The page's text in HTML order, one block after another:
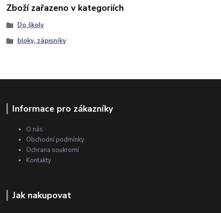
Zboží zařazeno v kategoriích
Do školy
bloky, zápisníky
Informace pro zákazníky
O nás
Obchodní podmínky
Ochrana soukromí
Kontakty
Jak nakupovat